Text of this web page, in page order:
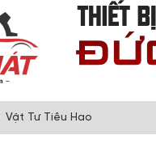
Vật Tư Tiêu Hao